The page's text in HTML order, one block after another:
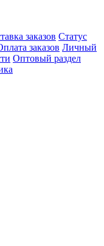
заказов Статус
заказов Личный
Оптовый раздел